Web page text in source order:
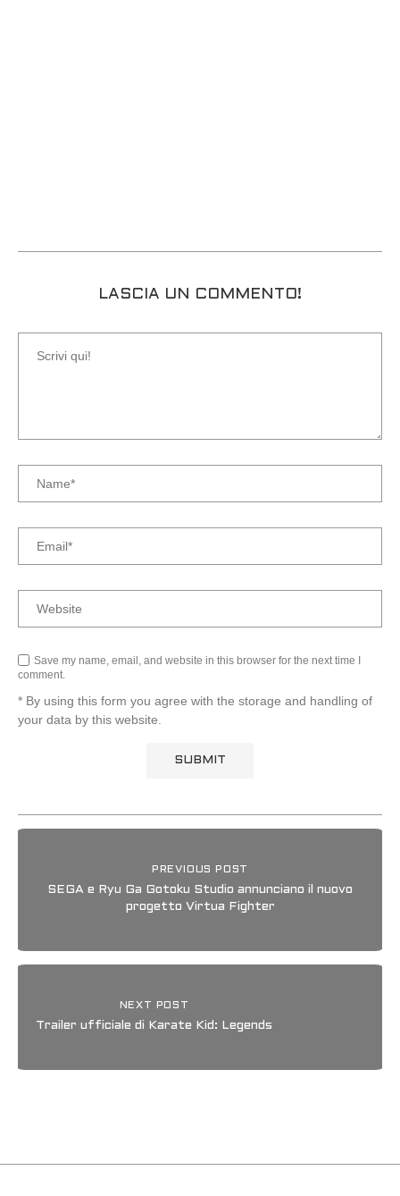
LASCIA UN COMMENTO!
Save my name, email, and website in this browser for the next time I
comment.
* By using this form you agree with the storage and handling of
your data by this website.
PREVIOUS POST
SEGA e Ryu Ga Gotoku Studio annunciano il nuovo
progetto Virtua Fighter
NEXT POST
Trailer ufficiale di Karate Kid: Legends